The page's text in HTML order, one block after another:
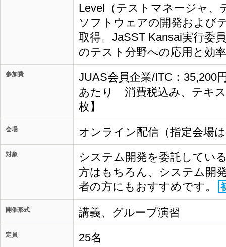
Level（テストマネージャ
ソフトウェアの開発および
取得。JaSST Kansai実行委
のテスト分野への応用と効
参加費
JUAS会員企業/ITC：35,200
あたり 消費税込み、テキ
枚】
会場 オンライン配信（指定会場
対象
システム開発を委託してい
方はもちろん、システム開
者の方にもおすすめです。
開催形式 講義、グループ演習
定員 25名